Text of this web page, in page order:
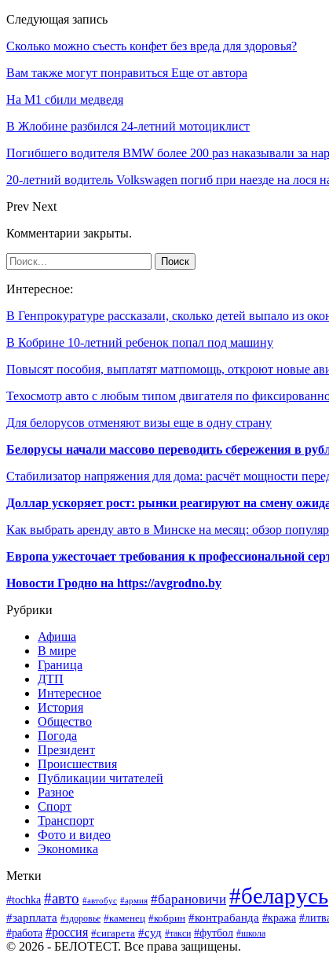
Следующая запись
Сколько можно съесть конфет без вреда для здоровья?
Вам также могут понравиться Еще от автора
На М1 сбили медведя
В Жлобине разбился 24-летний мотоциклист
Погибшего водителя BMW более 200 раз наказывали за
20-летний водитель Volkswagen погиб при наезде на лося
Prev Next
Комментарии закрыты.
Интересное:
В Генпрокуратуре рассказали, сколько детей выпало из
В Кобрине 10-летний ребенок попал под машину
Повысят пособия, выплатят матпомощь, откроют новые
Техосмотр авто с любым типом двигателя по
Для белорусов отменяют визы еще в одну страну
Белорусы начали массово переводить сбережения в
Стабилизатор напряжения для дома: расчёт мощности
Доллар ускоряет рост: рынки реагируют на смену
Как выбрать аренду авто в Минске на месяц: обзор
Европа ужесточает требования к профессиональной
Новости Гродно на https://avgrodno.by
Рубрики
Афиша
В мире
Граница
ДТП
Интересное
История
Общество
Погода
Президент
Происшествия
Публикации читателей
Разное
Спорт
Транспорт
Фото и видео
Экономика
Метки
#tochka #авто #автобус #армия #барановичи #беларусь
#зарплата #здоровье #каменец #кобрин #контрабанда #кража
#работа #россия #сигарета #суд #такси #футбол #школа
© 2026 - БЕЛОТЕСТ. Все права защищены.